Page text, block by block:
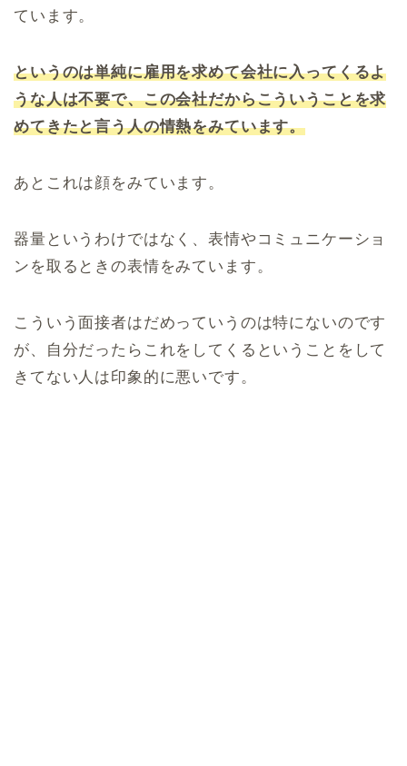
ています。
というのは単純に雇用を求めて会社に入ってくるよ
うな人は不要で、この会社だからこういうことを求
めてきたと言う人の情熱をみています。
あとこれは顔をみています。
器量というわけではなく、表情やコミュニケーショ
ンを取るときの表情をみています。
こういう面接者はだめっていうのは特にないのです
が、自分だったらこれをしてくるということをして
きてない人は印象的に悪いです。